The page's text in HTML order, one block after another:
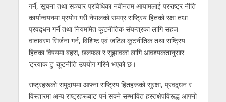
गर्ने, सूचना तथा सञ्चार प्रविधिका नवीनतम आयामलाई परराष्ट्र नीति
कार्यान्वयनमा प्रयोग गरी नेपालको समग्र राष्ट्रिय हितको रक्षा तथा
प्रवद्र्धन गर्ने तथा नियममित कूटनीतिक संयन्त्रका लागि सहज
वातावरण सिर्जना गर्न, विशिष्ट एवं जटिल कूटनीतिक तथा राष्ट्रिय
हितका विषयमा बहस, छलफल र सुझावका लागि आवश्यकतानुसार
‘ट्रयाक टु’ कूटनीति उपयोग गरिने भएको छ।
राष्ट्रहरूको समुदायमा आफ्ना राष्ट्रिय हितहरूको सुरक्षा, प्रवद्र्धन र
विस्तारमा अन्य राष्ट्रहरूबाट पर्न सक्ने सम्भावित हस्तक्षेपविरूद्ध आफ्नो